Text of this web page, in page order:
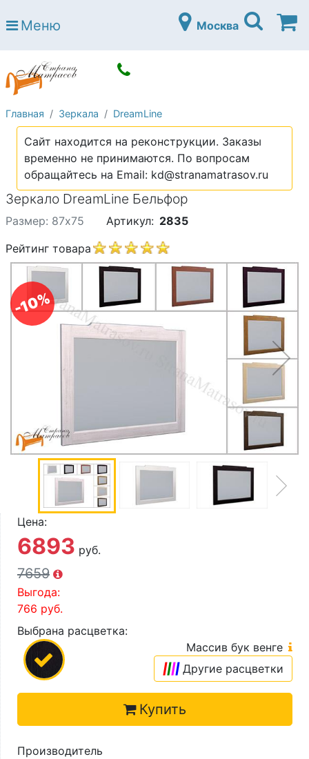
Страна матрасов
Open submenu (Матрасы)
Open submenu (Кровати)
Кровати
Open submenu (Аксессуары)
Open submenu (Диваны)
Диваны
Open submenu (Постельное белье)
Постельное белье
Open submenu (Мебель)
Мебель
Open submenu (Основания)
Основания
Open submenu (Детские матрасы)
Open submenu (Детские кровати)
Детские кровати
Open submenu (Шкафы)
Шкафы
О компании
Доставка по городу
Меню Москва
Главная Зеркала DreamLine
Сайт находится на реконструкции. Заказы
временно не принимаются. По вопросам
обращайтесь на Email: kd@stranamatrasov.ru
Зеркало DreamLine Бельфор
-10%
Размер: 87х75 Артикул: 2835
Рейтинг товара
Цена:
6893 руб.
7659
Выгода:
766 руб.
Выбрана расцветка:
Массив бук венге
|||| Другие расцветки
Купить
Производитель